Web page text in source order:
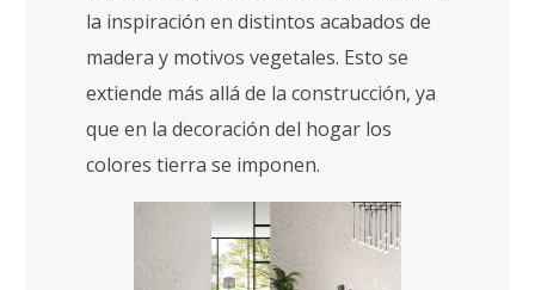
la inspiración en distintos acabados de
madera y motivos vegetales. Esto se
extiende más allá de la construcción, ya
que en la decoración del hogar los
colores tierra se imponen.